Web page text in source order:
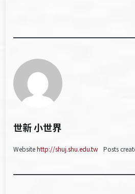
世新 小世界
Websitehttp://shuj.shu.edu.tw Posts